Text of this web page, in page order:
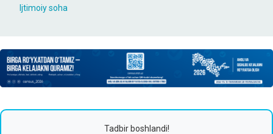
Ijtimoiy soha
Tadbir boshlandi!